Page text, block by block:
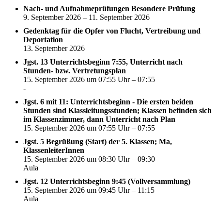
Nach- und Aufnahmeprüfungen Besondere Prüfung
9. September 2026 – 11. September 2026
Gedenktag für die Opfer von Flucht, Vertreibung und
Deportation
13. September 2026
Jgst. 13 Unterrichtsbeginn 7:55, Unterricht nach
Stunden- bzw. Vertretungsplan
15. September 2026 um 07:55 Uhr – 07:55
-
Jgst. 6 mit 11: Unterrichtsbeginn - Die ersten beiden
Stunden sind Klassleitungsstunden; Klassen befinden sich
im Klassenzimmer, dann Unterricht nach Plan
15. September 2026 um 07:55 Uhr – 07:55
Jgst. 5 Begrüßung (Start) der 5. Klassen; Ma,
KlassenleiterInnen
15. September 2026 um 08:30 Uhr – 09:30
Aula
Jgst. 12 Unterrichtsbeginn 9:45 (Vollversammlung)
15. September 2026 um 09:45 Uhr – 11:15
Aula